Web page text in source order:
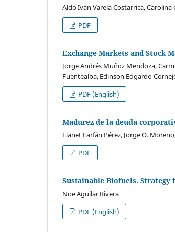
Aldo Iván Varela Costarrica, Carolina
PDF
Exchange Markets and Stock
Jorge Andrés Muñoz Mendoza,
Fuentealba, Edinson Edgardo
PDF (English)
Madurez de la deuda
Lianet Farfán Pérez, Jorge O.
PDF
Sustainable Biofuels.
Noe Aguilar Rivera
PDF (English)